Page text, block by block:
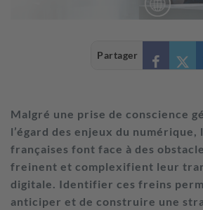
Partager
Malgré une prise de conscience
l’égard des enjeux du numérique,
françaises font face à des
freinent et complexifient leur
digitale. Identifier ces freins
anticiper et de construire une